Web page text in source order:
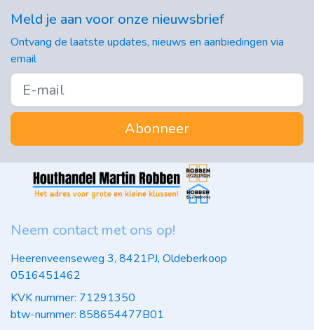
Meld je aan voor onze nieuwsbrief
Ontvang de laatste updates, nieuws en aanbiedingen via
email
Abonneer
Neem contact met ons op!
Heerenveenseweg 3, 8421PJ, Oldeberkoop
0516451462
KVK nummer: 71291350
btw-nummer: 858654477B01